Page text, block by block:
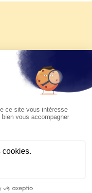
d'été 2026 de KTO
du pape Léon
sur KTO le
Argentine et
novembre 2026